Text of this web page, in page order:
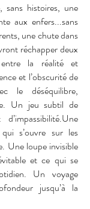
histoires, une
aux enfers...sans
une chute dans
réchapper deux
la réalité et
et l’obscurité de
le déséquilibre,
Un jeu subtil de
s’ouvre sur les
Une loupe invisible
et ce qui se
Un voyage
jusqu’à la